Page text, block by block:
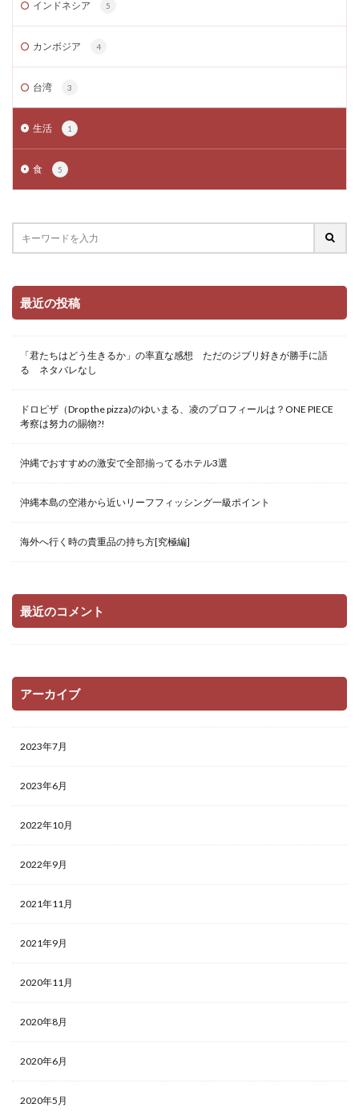
インドネシア 5
カンボジア 4
台湾 3
生活 1
食 5
最近の投稿
「君たちはどう生きるか」の率直な感想 ただのジブリ好きが勝手に語
る ネタバレなし
ドロピザ（Drop the pizza)のゆいまる、凌のプロフィールは？ONE PIECE
考察は努力の賜物?!
沖縄でおすすめの激安で全部揃ってるホテル3選
沖縄本島の空港から近いリーフフィッシング一級ポイント
海外へ行く時の貴重品の持ち方[究極編]
最近のコメント
アーカイブ
2023年7月
2023年6月
2022年10月
2022年9月
2021年11月
2021年9月
2020年11月
2020年8月
2020年6月
2020年5月